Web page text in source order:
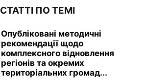
СТАТТІ ПО ТЕМІ
Опубліковані методичні
рекомендації щодо
комплексного відновлення
регіонів та окремих
територіальних громад...